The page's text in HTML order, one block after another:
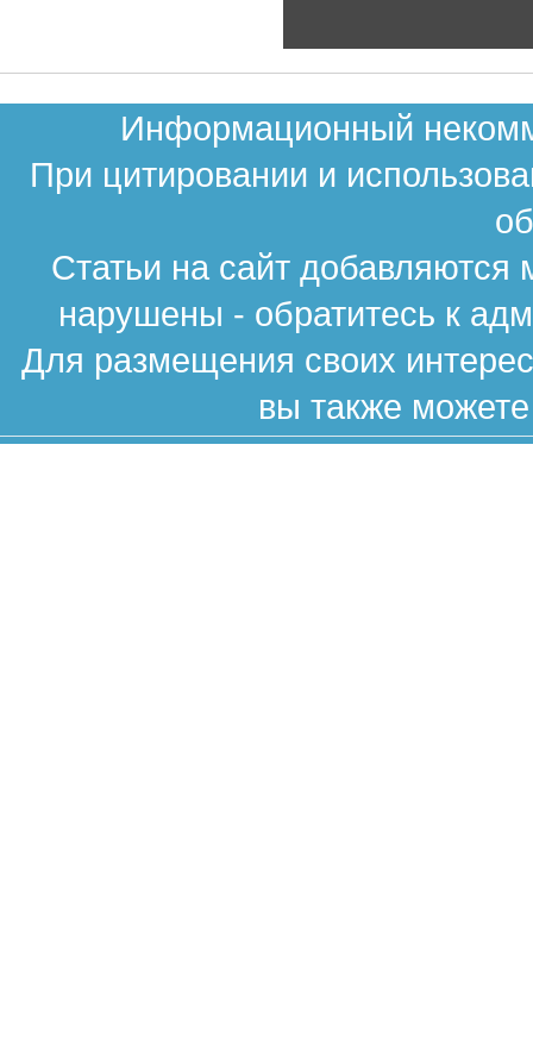
Информационный
При цитировании и
Статьи на сайт
нарушены - обратитесь к
Для размещения своих
вы также